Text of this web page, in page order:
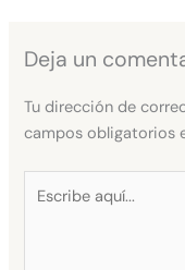
Deja un
Tu dirección de
campos obligatorios
aquí...